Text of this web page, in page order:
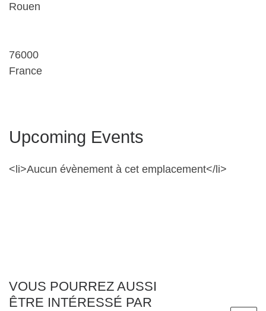
Rouen
76000
France
Upcoming Events
<li>Aucun évènement à cet emplacement</li>
VOUS POURREZ AUSSI
ÊTRE INTÉRESSÉ PAR